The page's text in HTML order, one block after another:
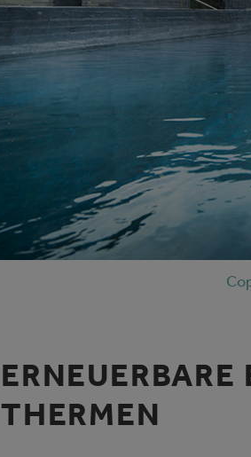
ERNEUERBARE
THERMEN